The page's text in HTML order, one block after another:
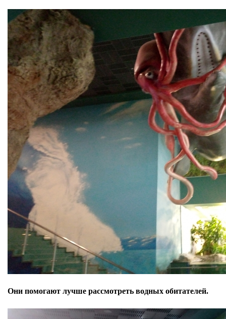
Они помогают лучше рассмотреть водных обитателей.